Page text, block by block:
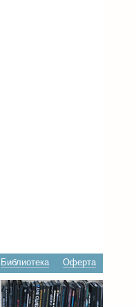
Библиотека Оферта